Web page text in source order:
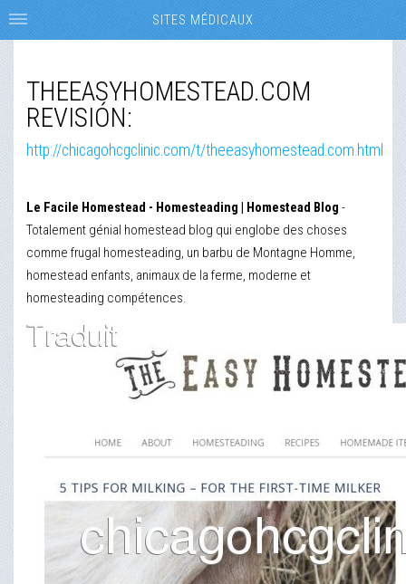
THEEASYHOMESTEAD.COM
REVISIÓN:
http://chicagohcgclinic.com/t/theeasyhomestead.com.html
Le Facile Homestead - Homesteading | Homestead Blog -
Totalement génial homestead blog qui englobe des choses
comme frugal homesteading, un barbu de Montagne Homme,
homestead enfants, animaux de la ferme, moderne et
homesteading compétences.
SITES MÉDICAUX